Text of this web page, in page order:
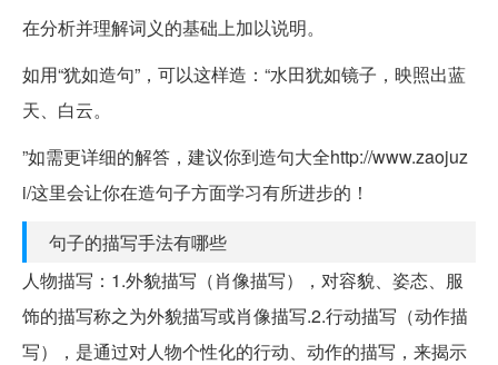
在分析并理解词义的基础上加以说明。
如用“犹如造句”，可以这样造：“水田犹如镜子，映照出蓝
天、白云。
”如需更详细的解答，建议你到造句大全http://www.zaojuz
i/这里会让你在造句子方面学习有所进步的！
句子的描写手法有哪些
人物描写：1.外貌描写（肖像描写），对容貌、姿态、服
饰的描写称之为外貌描写或肖像描写.2.行动描写（动作描
写），是通过对人物个性化的行动、动作的描写，来揭示